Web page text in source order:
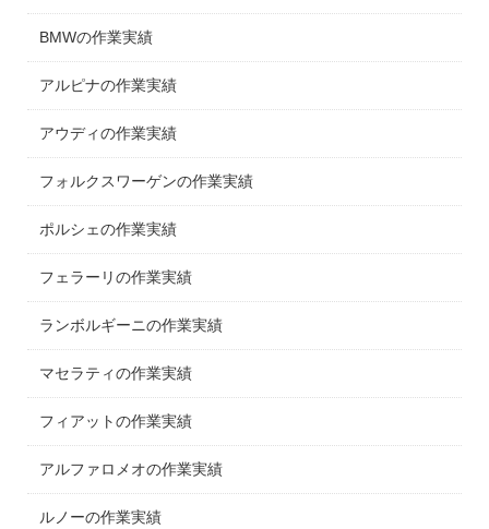
BMWの作業実績
アルピナの作業実績
アウディの作業実績
フォルクスワーゲンの作業実績
ポルシェの作業実績
フェラーリの作業実績
ランボルギーニの作業実績
マセラティの作業実績
フィアットの作業実績
アルファロメオの作業実績
ルノーの作業実績